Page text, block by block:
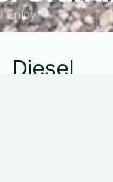
Enjoy
Diesel